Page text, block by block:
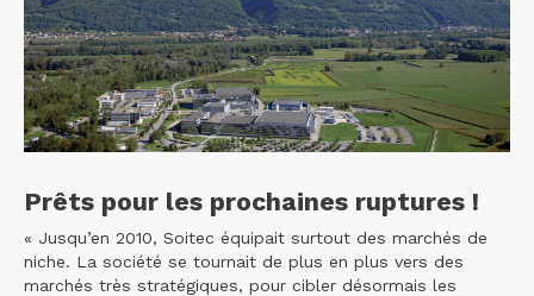
Prêts pour les prochaines ruptures !
« Jusqu’en 2010, Soitec équipait surtout des marchés de
niche. La société se tournait de plus en plus vers des
marchés très stratégiques, pour cibler désormais les